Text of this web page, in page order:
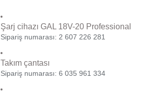
Şarj cihazı GAL 18V-20 Professional
Sipariş numarası: 2 607 226 281
Takım çantası
Sipariş numarası: 6 035 961 334